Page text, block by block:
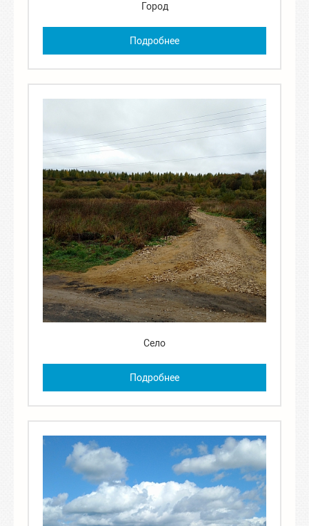
Город
Подробнее
Село
Подробнее